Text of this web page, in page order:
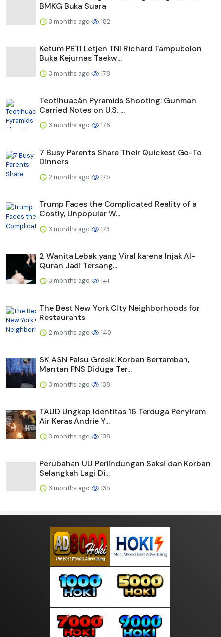
BMKG Buka Suara
3 months ago 182
Ketum PBTI Letjen TNI Richard Tampubolon
Buka Kejurnas Taekw...
3 months ago 178
Teotihuacán Pyramids Shooting: Gunman
Carried Notes on U.S. ...
3 months ago 176
7 Busy Parents Share Their Quickest Go-To
Dinners
2 months ago 175
Trump Faces the Complicated Reality of a
Costly, Unpopular W...
3 months ago 173
2 Wanita Lebak yang Viral karena Injak Al-
Quran Jadi Tersang...
3 months ago 141
The Best New York City Neighborhoods for
Restaurants
2 months ago 140
SK ASN Palsu Gresik: Korban Bertambah,
Mantan PNS Diduga Ter...
3 months ago 138
TAUD Ungkap Identitas 16 Terduga Penyiram
Air Keras Andrie Y...
3 months ago 138
Perubahan UU Perlindungan Saksi dan Korban
Selangkah Lagi Di...
3 months ago 135